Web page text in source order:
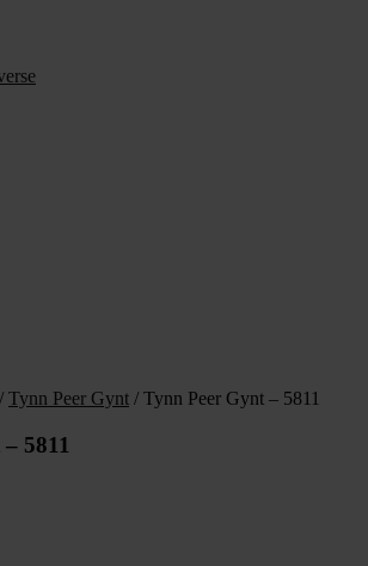
/ Tynn Peer Gynt / Tynn Peer Gynt – 5811
5811